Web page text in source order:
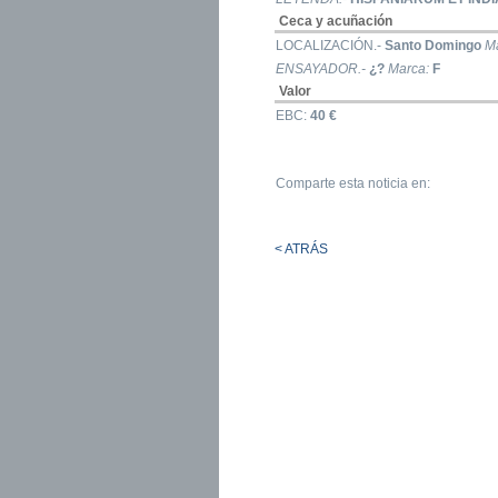
Ceca y acuñación
LOCALIZACIÓN.- Santo Domingo
ENSAYADOR.- ¿? Marca: F
Valor
EBC: 40 €
Comparte esta noticia en:
< ATRÁS